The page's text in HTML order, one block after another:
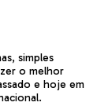
simples
o melhor
e hoje em